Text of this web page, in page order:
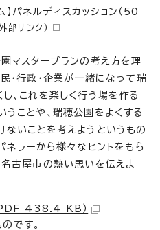
パネルディスカッション（50
外部リンク）
マスタープランの考え方を理
・行政・企業が一緒になって瑞
、これを楽しく行う場を作る
ことや、瑞穂公園をよくする
いことを考えようというもの
ネラーから様々なヒントをもら
古屋市の熱い思いを伝えま
PDF 438.4 KB）
です。